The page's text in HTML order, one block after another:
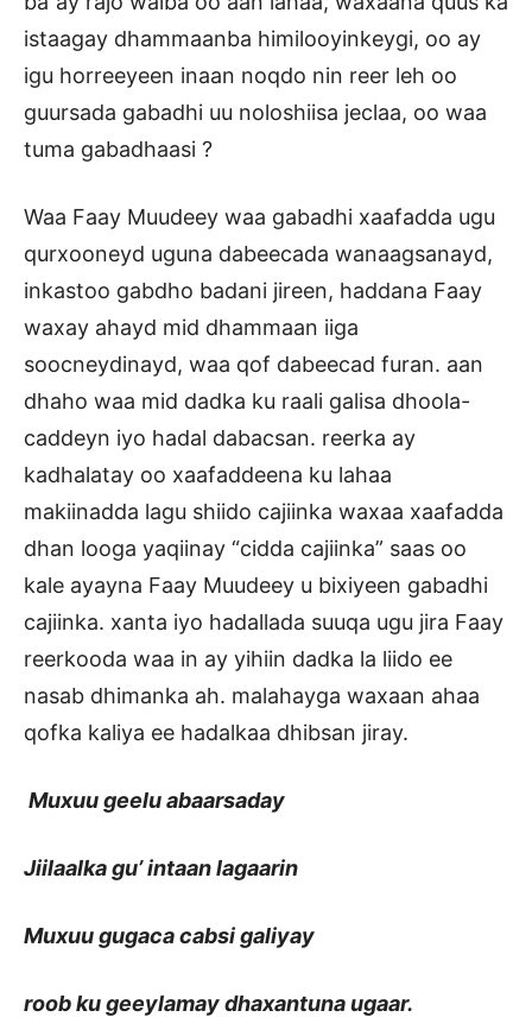
istaagay dhammaanba himilooyinkeygi, oo ay
igu horreeyeen inaan noqdo nin reer leh oo
guursada gabadhi uu noloshiisa jeclaa, oo waa
tuma gabadhaasi ?
Waa Faay Muudeey waa gabadhi xaafadda ugu
qurxooneyd uguna dabeecada wanaagsanayd,
inkastoo gabdho badani jireen, haddana Faay
waxay ahayd mid dhammaan iiga
soocneydinayd, waa qof dabeecad furan. aan
dhaho waa mid dadka ku raali galisa dhoola-
caddeyn iyo hadal dabacsan. reerka ay
kadhalatay oo xaafaddeena ku lahaa
makiinadda lagu shiido cajiinka waxaa xaafadda
dhan looga yaqiinay “cidda cajiinka” saas oo
kale ayayna Faay Muudeey u bixiyeen gabadhi
cajiinka. xanta iyo hadallada suuqa ugu jira Faay
reerkooda waa in ay yihiin dadka la liido ee
nasab dhimanka ah. malahayga waxaan ahaa
qofka kaliya ee hadalkaa dhibsan jiray.
Muxuu geelu abaarsaday
Jiilaalka gu’ intaan lagaarin
Muxuu gugaca cabsi galiyay
roob ku geeylamay dhaxantuna ugaar.